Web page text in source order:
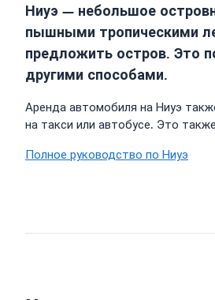
Ниуэ — небольшое
пышными тропическими
предложить остров. Это
другими способами.
Аренда автомобиля на Ниуэ
на такси или автобусе. Это
Полное руководство по Ниуэ